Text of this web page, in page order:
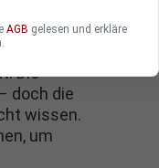
die großen
Credo „Wir
Die
doch die
wissen.
um
AGB gelesen und erkläre